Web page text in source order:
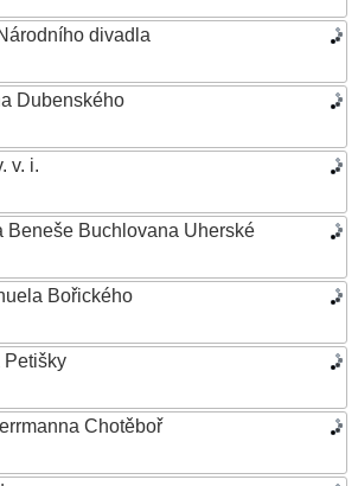
divadla
Dubenského
v. i.
Beneše Buchlovana Uherské
Bořického
Petišky
Chotěboř